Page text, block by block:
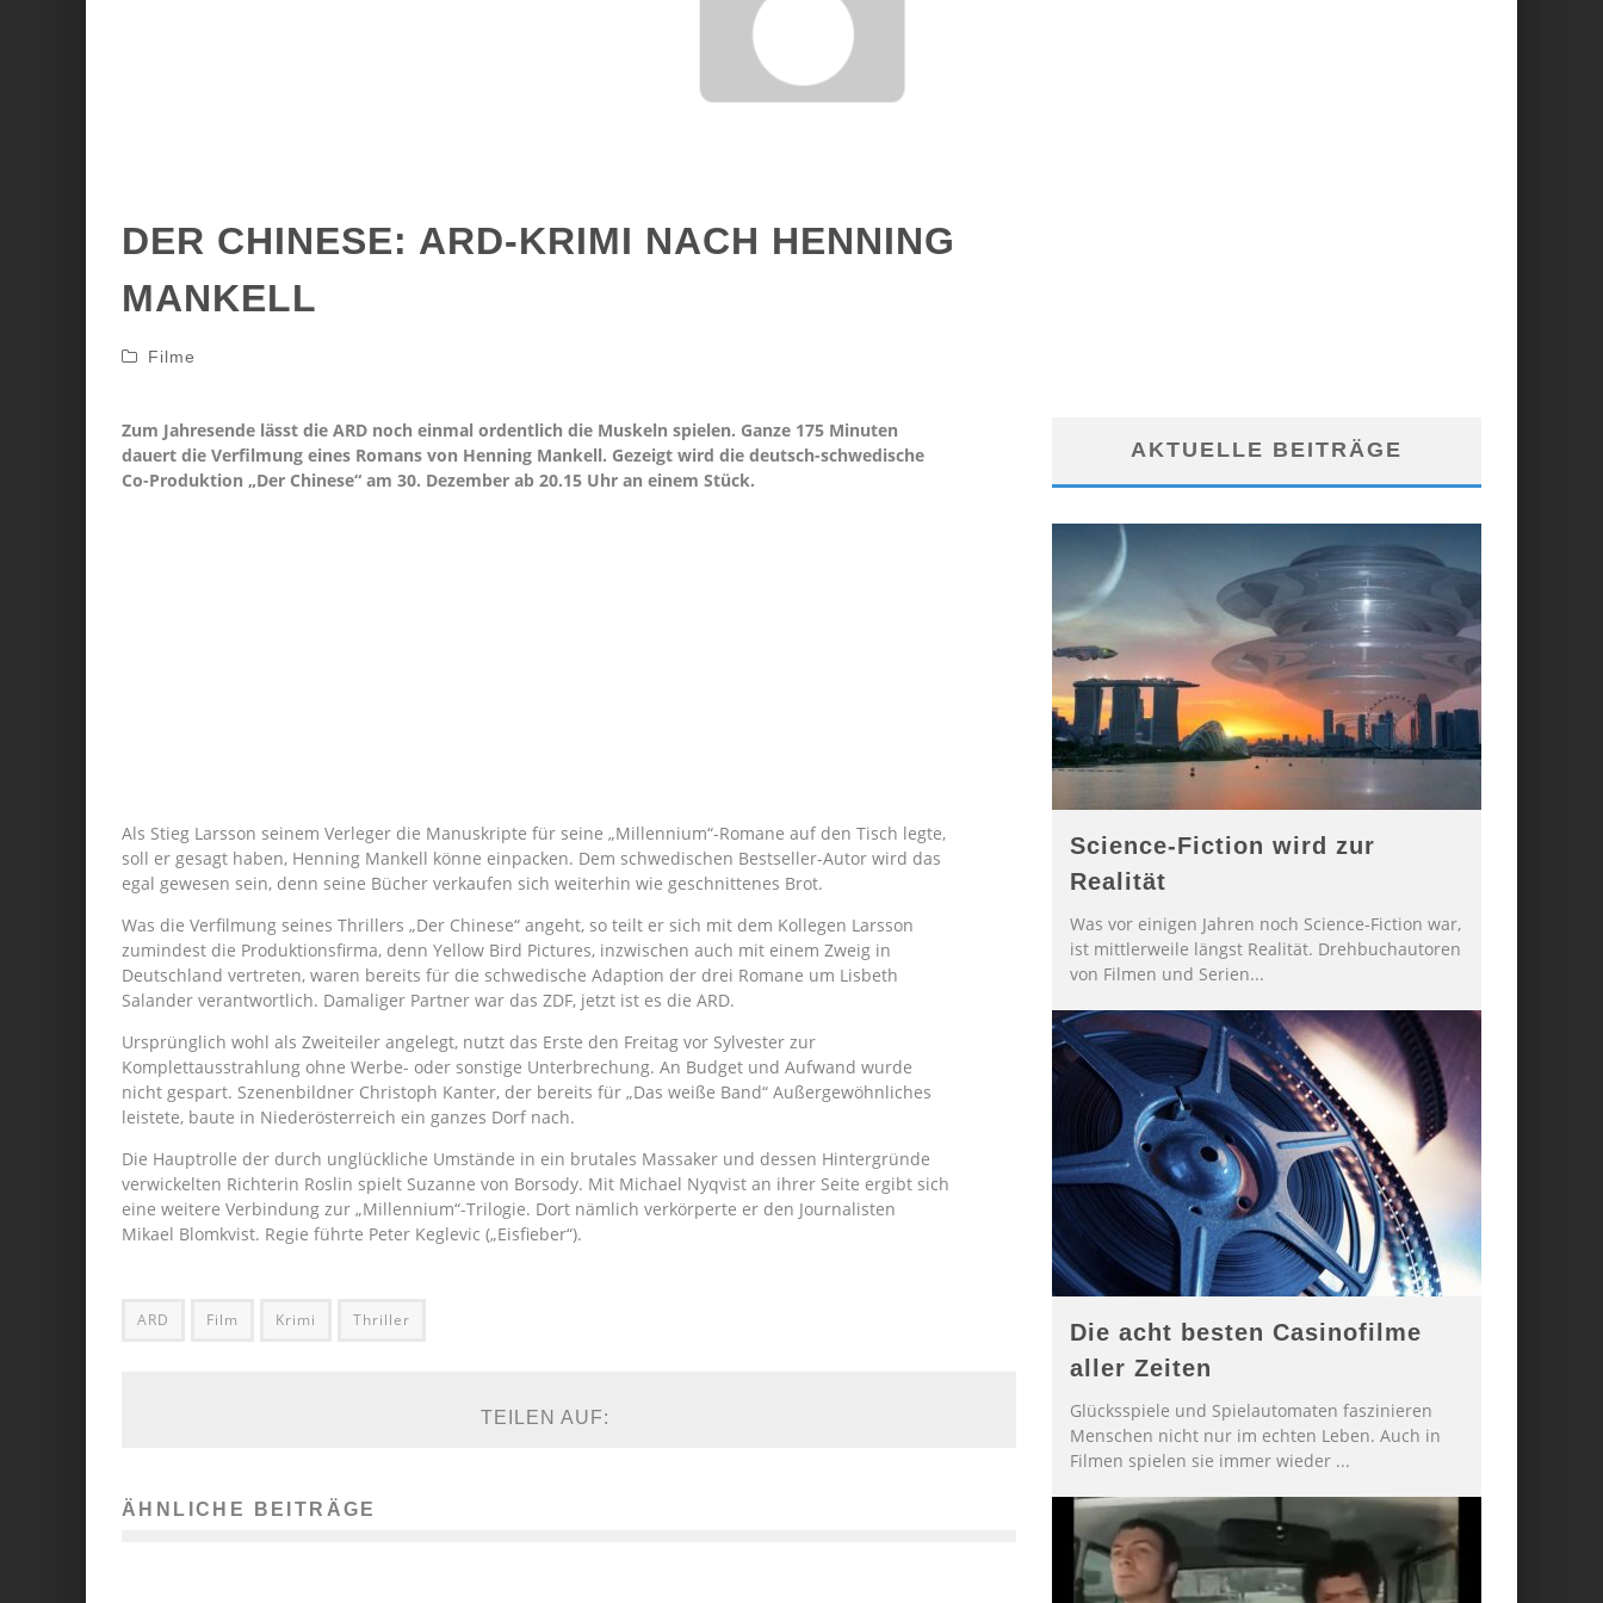
DER CHINESE: ARD-KRIMI NACH HENNING
MANKELL
Filme
Zum Jahresende lässt die ARD noch einmal ordentlich die Muskeln spielen. Ganze 175 Minuten
dauert die Verfilmung eines Romans von Henning Mankell. Gezeigt wird die deutsch-schwedische
Co-Produktion „Der Chinese“ am 30. Dezember ab 20.15 Uhr an einem Stück.
Als Stieg Larsson seinem Verleger die Manuskripte für seine „Millennium“-Romane auf den Tisch legte,
soll er gesagt haben, Henning Mankell könne einpacken. Dem schwedischen Bestseller-Autor wird das
egal gewesen sein, denn seine Bücher verkaufen sich weiterhin wie geschnittenes Brot.
Was die Verfilmung seines Thrillers „Der Chinese“ angeht, so teilt er sich mit dem Kollegen Larsson
zumindest die Produktionsfirma, denn Yellow Bird Pictures, inzwischen auch mit einem Zweig in
Deutschland vertreten, waren bereits für die schwedische Adaption der drei Romane um Lisbeth
Salander verantwortlich. Damaliger Partner war das ZDF, jetzt ist es die ARD.
Ursprünglich wohl als Zweiteiler angelegt, nutzt das Erste den Freitag vor Sylvester zur
Komplettausstrahlung ohne Werbe- oder sonstige Unterbrechung. An Budget und Aufwand wurde
nicht gespart. Szenenbildner Christoph Kanter, der bereits für „Das weiße Band“ Außergewöhnliches
leistete, baute in Niederösterreich ein ganzes Dorf nach.
Die Hauptrolle der durch unglückliche Umstände in ein brutales Massaker und dessen Hintergründe
verwickelten Richterin Roslin spielt Suzanne von Borsody. Mit Michael Nyqvist an ihrer Seite ergibt sich
eine weitere Verbindung zur „Millennium“-Trilogie. Dort nämlich verkörperte er den Journalisten
Mikael Blomkvist. Regie führte Peter Keglevic („Eisfieber“).
ARD Film Krimi Thriller
TEILEN AUF:
ÄHNLICHE BEITRÄGE
AKTUELLE BEITRÄGE
Science-Fiction wird zur
Realität
Was vor einigen Jahren noch Science-Fiction war,
ist mittlerweile längst Realität. Drehbuchautoren
von Filmen und Serien...
Die acht besten Casinofilme
aller Zeiten
Glücksspiele und Spielautomaten faszinieren
Menschen nicht nur im echten Leben. Auch in
Filmen spielen sie immer wieder ...